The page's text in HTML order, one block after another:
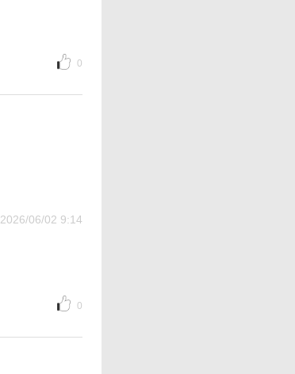
0
2026/06/02 9:14
0